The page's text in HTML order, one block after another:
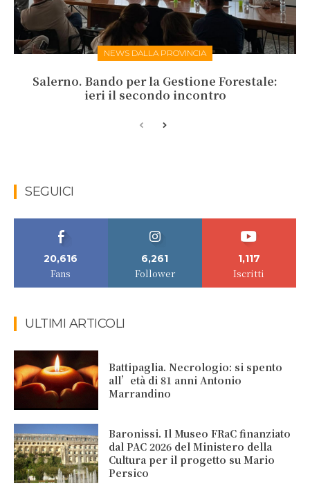
NEWS DALLA PROVINCIA
Salerno. Bando per la Gestione Forestale:
ieri il secondo incontro
SEGUICI
20,616
Fans
6,261
Follower
1,117
Iscritti
ULTIMI ARTICOLI
Battipaglia. Necrologio: si spento
all’età di 81 anni Antonio
Marrandino
Baronissi. Il Museo FRaC finanziato
dal PAC 2026 del Ministero della
Cultura per il progetto su Mario
Persico